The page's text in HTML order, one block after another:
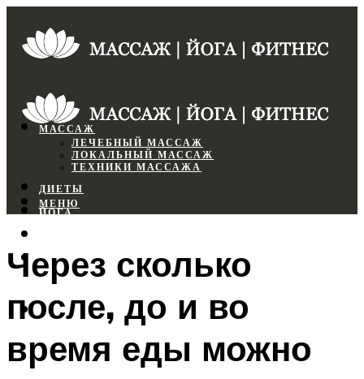
МАССАЖ
ЛЕЧЕБНЫЙ МАССАЖ
ЛОКАЛЬНЫЙ МАССАЖ
ТЕХНИКИ МАССАЖА
ДИЕТЫ
ЙОГА
ФИТНЕС
МЕНЮ
МЕНЮ
Через сколько
после, до и во
время еды можно